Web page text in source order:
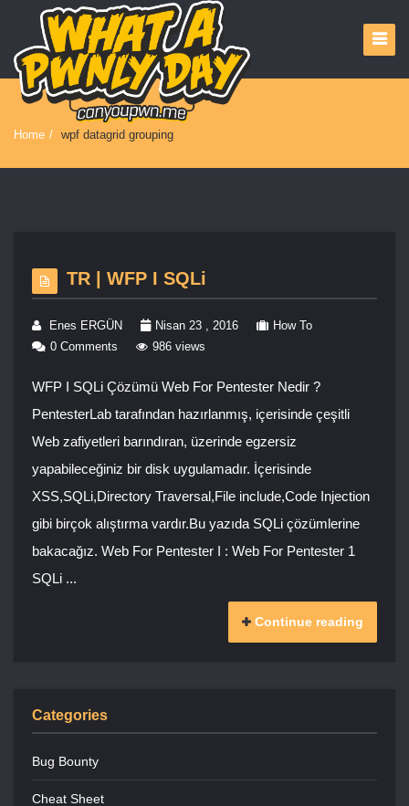
Home / wpf datagrid grouping
TR | WFP I SQLi
Enes ERGÜN Nisan 23 , 2016
How To
0 Comments
986 views
WFP I SQLi Çözümü Web For Pentester Nedir ?
PentesterLab tarafından hazırlanmış, içerisinde çeşitli
Web zafiyetleri barındıran, üzerinde egzersiz
yapabileceğiniz bir disk uygulamadır. İçerisinde
XSS,SQLi,Directory Traversal,File include,Code Injection
gibi birçok alıştırma vardır.Bu yazıda SQLi çözümlerine
bakacağız. Web For Pentester I : Web For Pentester 1
SQLi ...
Continue reading
Categories
Bug Bounty
Cheat Sheet